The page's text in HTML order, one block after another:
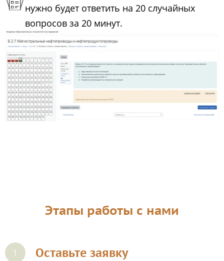
нужно будет ответить на 20 случайных
вопросов за 20 минут.
Этапы работы с нами
Оставьте заявку